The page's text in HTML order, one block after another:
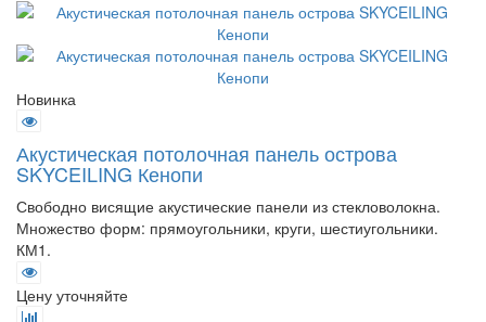
Новинка
Акустическая потолочная панель острова
SKYCEILING Кенопи
Свободно висящие акустические панели из стекловолокна.
Множество форм: прямоугольники, круги, шестиугольники.
КМ1.
Цену уточняйте